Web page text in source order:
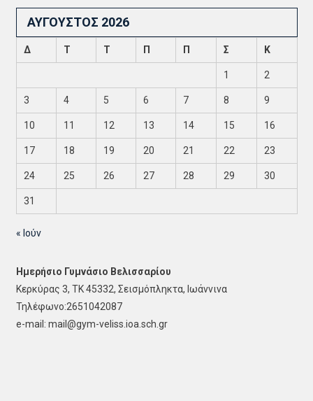
ΑΎΓΟΥΣΤΟΣ 2026
Δ Τ Τ Π Π Σ Κ
1 2
3 4 5 6 7 8 9
10 11 12 13 14 15 16
17 18 19 20 21 22 23
24 25 26 27 28 29 30
31
« Ιούν
Ημερήσιο Γυμνάσιο Βελισσαρίου
Κερκύρας 3, ΤΚ 45332, Σεισμόπληκτα, Ιωάννινα
Τηλέφωνο:2651042087
e-mail: mail@gym-veliss.ioa.sch.gr